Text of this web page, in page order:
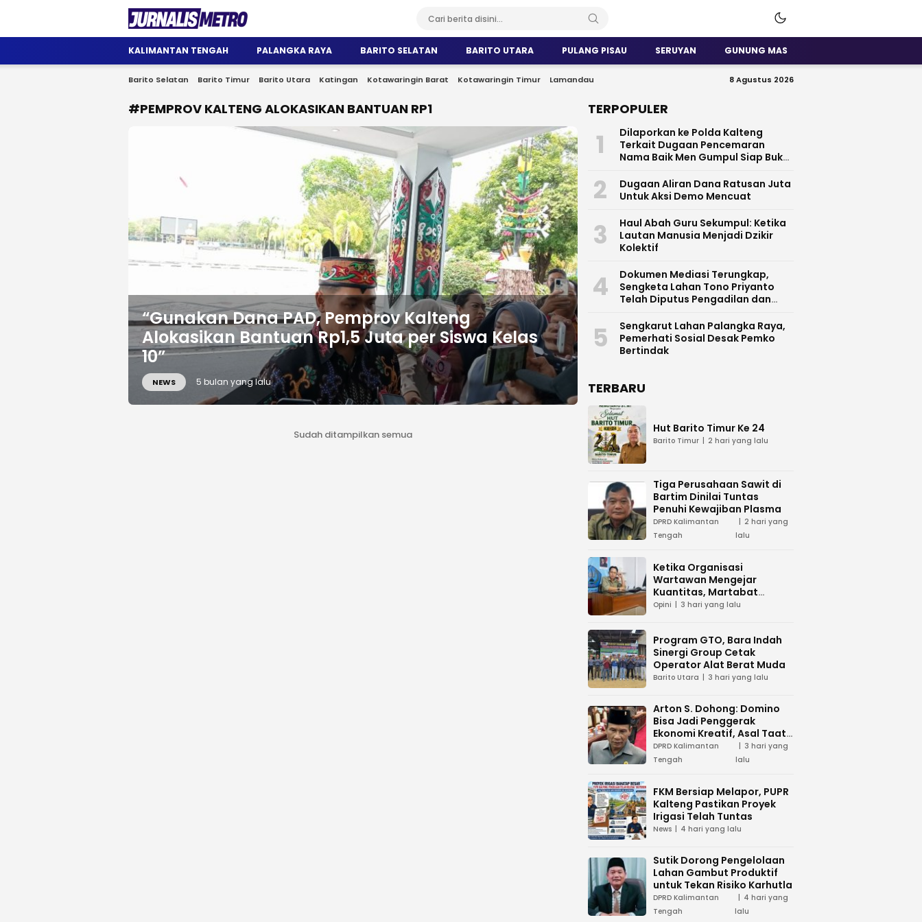
Jurnalis Metro
Satu Wadah Informasi
KALIMANTAN TENGAH PALANGKA RAYA BARITO SELATAN BARITO UTARA PULANG PISAU SERUYAN GUNUNG MAS
Barito Selatan Barito Timur Barito Utara Katingan Kotawaringin Barat Kotawaringin Timur Lamandau 8 Agustus 2026
#PEMPROV KALTENG ALOKASIKAN BANTUAN RP1
“Gunakan Dana PAD, Pemprov Kalteng
Alokasikan Bantuan Rp1,5 Juta per Siswa Kelas
10”
NEWS 5 bulan yang lalu
Sudah ditampilkan semua
TERPOPULER
1
Dilaporkan ke Polda Kalteng
Terkait Dugaan Pencemaran
Nama Baik Men Gumpul Siap Buka
2
Dugaan Aliran Dana Ratusan Juta
Untuk Aksi Demo Mencuat
3
Haul Abah Guru Sekumpul: Ketika
Lautan Manusia Menjadi Dzikir
Kolektif
4
​Dokumen Mediasi Terungkap,
Sengketa Lahan Tono Priyanto
Telah Diputus Pengadilan dan
5
Sengkarut Lahan Palangka Raya,
Pemerhati Sosial Desak Pemko
Bertindak
TERBARU
Hut Barito Timur Ke 24
Barito Timur 2 hari yang lalu
Tiga Perusahaan Sawit di
Bartim Dinilai Tuntas
Penuhi Kewajiban Plasma
DPRD Kalimantan
Tengah
2 hari yang
lalu
Ketika Organisasi
Wartawan Mengejar
Kuantitas, Martabat
Profesi Menjadi Taruhan
Opini 3 hari yang lalu
Program GTO, Bara Indah
Sinergi Group Cetak
Operator Alat Berat Muda
Barito Utara 3 hari yang lalu
Arton S. Dohong: Domino
Bisa Jadi Penggerak
Ekonomi Kreatif, Asal Taat
Aturan
DPRD Kalimantan
Tengah
3 hari yang
lalu
FKM Bersiap Melapor, PUPR
Kalteng Pastikan Proyek
Irigasi Telah Tuntas
News 4 hari yang lalu
Sutik Dorong Pengelolaan
Lahan Gambut Produktif
untuk Tekan Risiko Karhutla
DPRD Kalimantan
Tengah
4 hari yang
lalu